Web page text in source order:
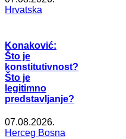
Hrvatska
Konaković:
Što je
konstitutivnost?
Što je
legitimno
predstavljanje?
07.08.2026.
Herceg Bosna